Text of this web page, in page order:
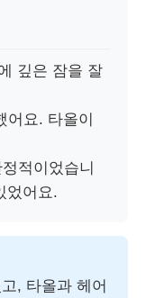
깊은 잠을 잘
어요. 타올이
적이었습니
었어요.
, 타올과 헤어